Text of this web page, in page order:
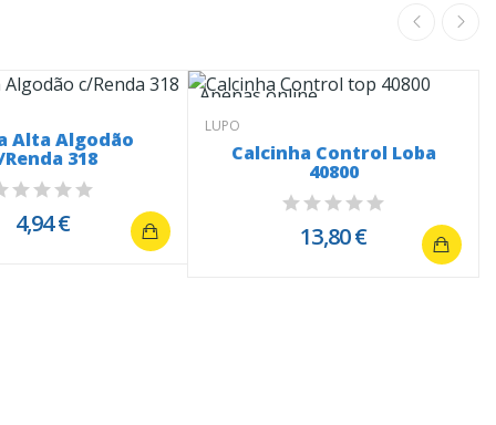
Alta Algodão
318
4,94 €
Apenas online
LUPO
Calcinha Control Loba
40800
13,80 €